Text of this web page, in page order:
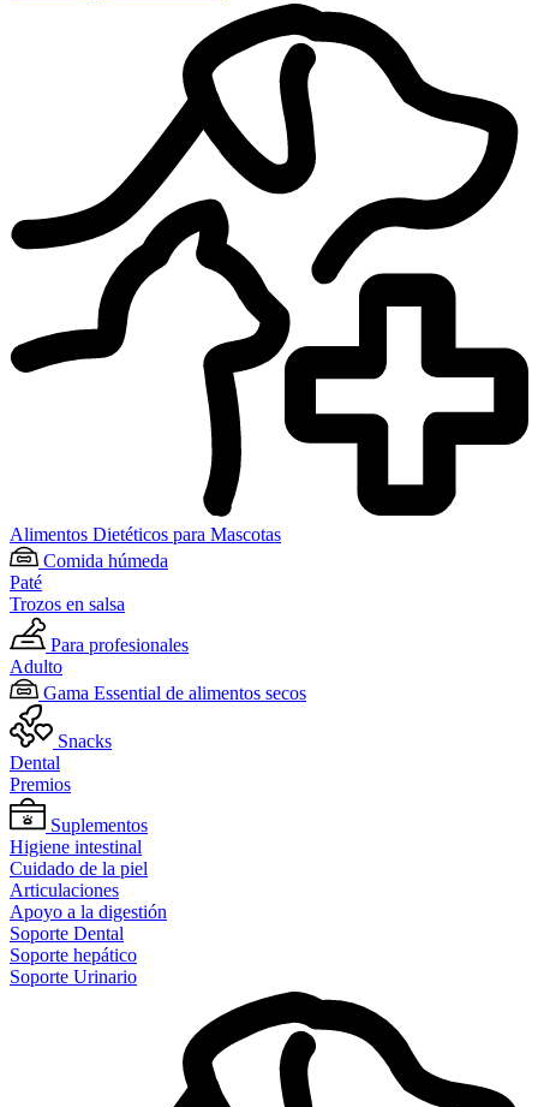
Alimentos Dietéticos para Mascotas
Comida húmeda
Paté
Trozos en salsa
Para profesionales
Adulto
Gama Essential de alimentos secos
Snacks
Dental
Premios
Suplementos
Higiene intestinal
Cuidado de la piel
Articulaciones
Apoyo a la digestión
Soporte Dental
Soporte hepático
Soporte Urinario